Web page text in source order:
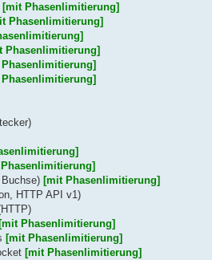
[mit Phasenlimitierung]
Phasenlimitierung]
Phasenlimitierung]
[mit Phasenlimitierung]
HTTP API v1)
[mit Phasenlimitierung]
[mit Phasenlimitierung]
[mit Phasenlimitierung]